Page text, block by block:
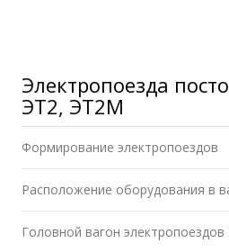
Электропоезда
ЭТ2, ЭТ2М
Формирование электропоездов
Расположение оборудования в
Головной вагон